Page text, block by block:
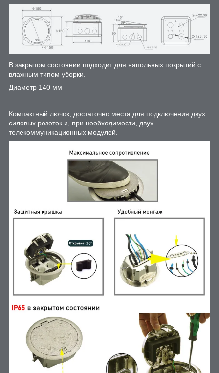
В закрытом состоянии подходит для напольных покрытий с
влажным типом уборки.
Диаметр 140 мм
Компактный лючок, достаточно места для подключения двух
силовых розеток и, при необходимости, двух
телекоммуникационных модулей.